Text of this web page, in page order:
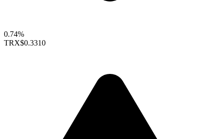
0.74%
TRX$0.3310